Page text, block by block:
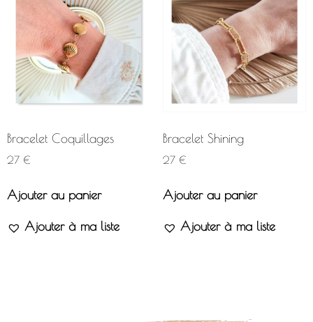
Bracelet Coquillages
27 €
Ajouter au panier
Ajouter à ma liste
Bracelet Shining
27 €
Ajouter au panier
Ajouter à ma liste